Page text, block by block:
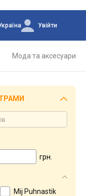
Увійти
Мода та аксесуари
грн.
Mіj Puhnastik